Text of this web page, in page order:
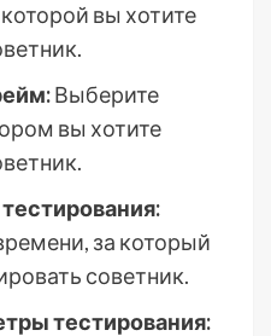
вы хотите
Выберите
вы хотите
за который
советник.
тестирования: